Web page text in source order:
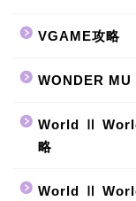
VGAME攻略
WONDER MU
World Ⅱ
略
World Ⅱ